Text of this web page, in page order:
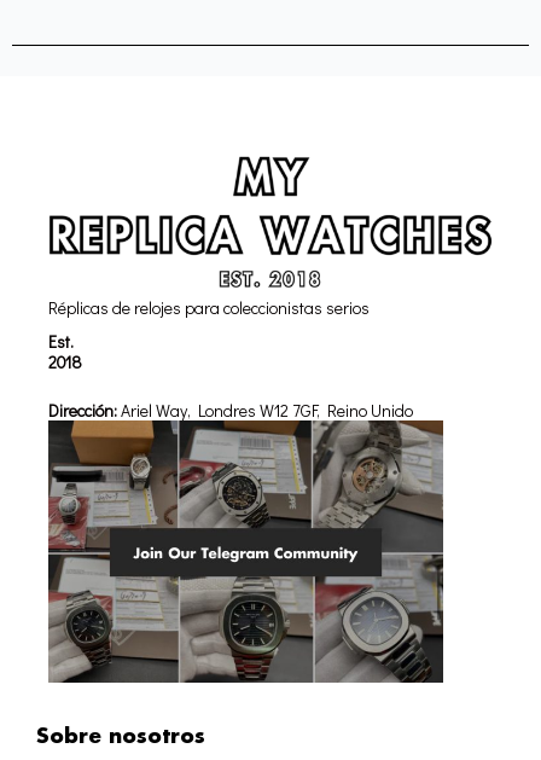
Réplicas de relojes para coleccionistas serios
Est.
2018
Dirección:Ariel Way, Londres W12 7GF, Reino Unido
Sobre nosotros